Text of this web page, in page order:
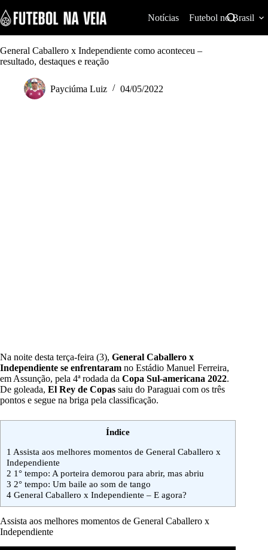
k
i
p
t
o
Notícias Futebol no Brasil
General Caballero x Independiente como aconteceu –
resultado, destaques e reação
Payciúma Luiz 04/05/2022
Na noite desta terça-feira (3), General Caballero x
Independiente se enfrentaram no Estádio Manuel Ferreira,
em Assunção, pela 4ª rodada da Copa Sul-americana 2022.
De goleada, El Rey de Copas saiu do Paraguai com os três
pontos e segue na briga pela classificação.
Índice
1 Assista aos melhores momentos de General Caballero x
Independiente
2 1° tempo: A porteira demorou para abrir, mas abriu
3 2° tempo: Um baile ao som de tango
4 General Caballero x Independiente – E agora?
Assista aos melhores momentos de General Caballero x
Independiente